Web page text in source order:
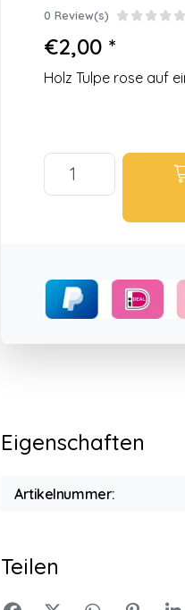
0 Review(s)
€2,00 *
Holz Tulpe rose auf
Eigenschaften
Artikelnummer:
Teilen